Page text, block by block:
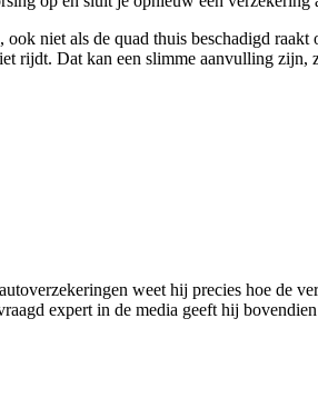
niet als de quad thuis beschadigd
rijdt. Dat kan een slimme aanvulling zijn,
weet hij precies hoe de
expert in de media geeft hij